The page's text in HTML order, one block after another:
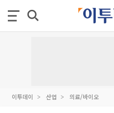
이투데이 산업 의료/바이오